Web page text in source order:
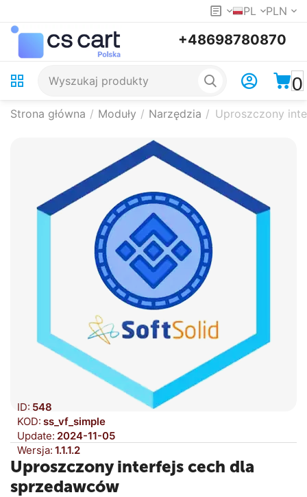
PL PLN
+48698780870
0
Strona główna / Moduły / Narzędzia / Uproszczony
ID: 548
KOD: ss_vf_simple
Update: 2024-11-05
Wersja: 1.1.1.2
Uproszczony interfejs cech dla
sprzedawców